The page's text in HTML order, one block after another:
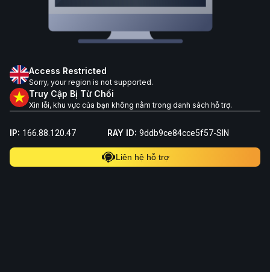
Access Restricted
Sorry, your region is not supported.
Truy Cập Bị Từ Chối
Xin lỗi, khu vực của bạn không nằm trong danh sách hỗ trợ.
IP: 166.88.120.47 RAY ID: 9ddb9ce84cce5f57-SIN
Liên hệ hỗ trợ